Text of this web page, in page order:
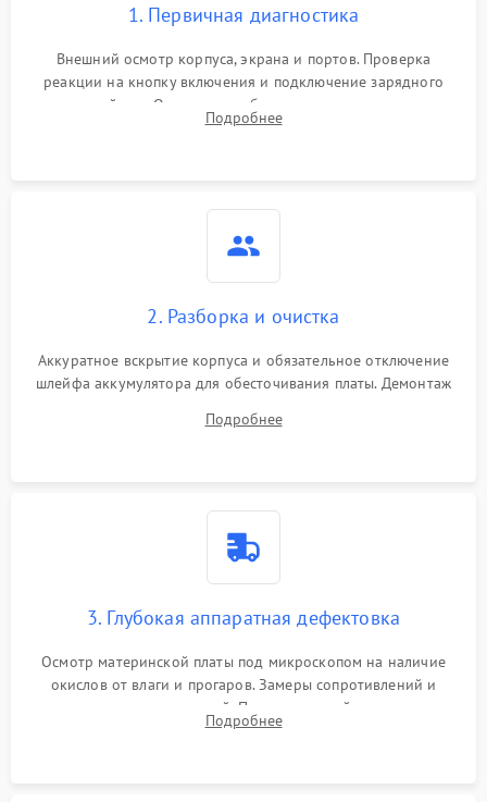
1. Первичная диагностика
Внешний осмотр корпуса, экрана и портов. Проверка
реакции на кнопку включения и подключение зарядного
устройства. Оценка потребления тока с помощью
лабораторного блока питания для локализации проблемы.
Подробнее
2. Разборка и очистка
Аккуратное вскрытие корпуса и обязательное отключение
шлейфа аккумулятора для обесточивания платы. Демонтаж
высохшей термопасты с кристаллов чипов.
Подробнее
3. Глубокая аппаратная дефектовка
Осмотр материнской платы под микроскопом на наличие
окислов от влаги и прогаров. Замеры сопротивлений и
дежурных напряжений. Проверка цепей питания,
мультиконтроллера, процессора и видеочипа.
Подробнее